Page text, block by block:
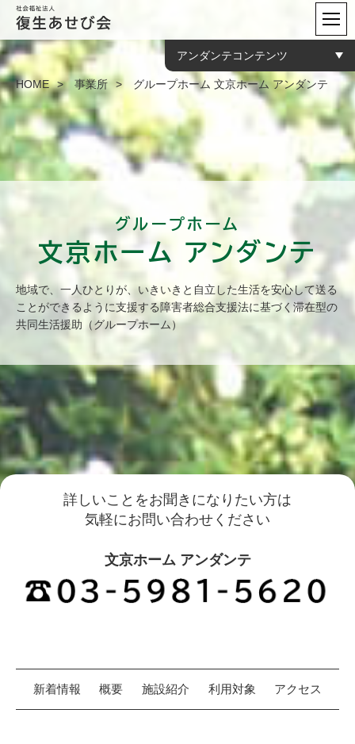
アンダンテコンテンツ
新着情報
概要
施設紹介
利用対象
アクセス
HOME 事業所 グループホーム 文京ホーム アンダンテ
グループホーム
文京ホーム アンダンテ
地域で、一人ひとりが、いきいきと自立した生活を安心して送る
ことができるように支援する障害者総合支援法に基づく滞在型の
共同生活援助（グループホーム）
詳しいことをお聞きになりたい方は
気軽にお問い合わせください
文京ホーム アンダンテ
新着情報 概要 施設紹介 利用対象 アクセス